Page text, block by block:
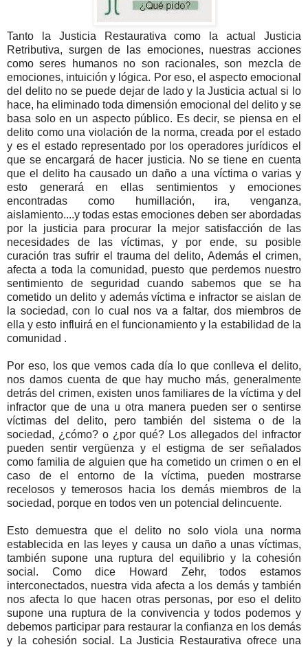
Tanto la Justicia Restaurativa como la actual Justicia
Retributiva, surgen de las emociones, nuestras acciones
como seres humanos no son racionales, son mezcla de
emociones, intuición y lógica. Por eso, el aspecto emocional
del delito no se puede dejar de lado y la Justicia actual si lo
hace, ha eliminado toda dimensión emocional del delito y se
basa solo en un aspecto público. Es decir, se piensa en el
delito como una violación de la norma, creada por el estado
y es el estado representado por los operadores jurídicos el
que se encargará de hacer justicia. No se tiene en cuenta
que el delito ha causado un daño a una víctima o varias y
esto generará en ellas sentimientos y emociones
encontradas como humillación, ira, venganza,
aislamiento....y todas estas emociones deben ser abordadas
por la justicia para procurar la mejor satisfacción de las
necesidades de las víctimas, y por ende, su posible
curación tras sufrir el trauma del delito, Además el crimen,
afecta a toda la comunidad, puesto que perdemos nuestro
sentimiento de seguridad cuando sabemos que se ha
cometido un delito y además víctima e infractor se aislan de
la sociedad, con lo cual nos va a faltar, dos miembros de
ella y esto influirá en el funcionamiento y la estabilidad de la
comunidad .
Por eso, los que vemos cada día lo que conlleva el delito,
nos damos cuenta de que hay mucho más, generalmente
detrás del crimen, existen unos familiares de la víctima y del
infractor que de una u otra manera pueden ser o sentirse
víctimas del delito, pero también del sistema o de la
sociedad, ¿cómo? o ¿por qué? Los allegados del infractor
pueden sentir vergüenza y el estigma de ser señalados
como familia de alguien que ha cometido un crimen o en el
caso de el entorno de la víctima, pueden mostrarse
recelosos y temerosos hacia los demás miembros de la
sociedad, porque en todos ven un potencial delincuente.
Esto demuestra que el delito no solo viola una norma
establecida en las leyes y causa un daño a unas víctimas,
también supone una ruptura del equilibrio y la cohesión
social. Como dice Howard Zehr, todos estamos
interconectados, nuestra vida afecta a los demás y también
nos afecta lo que hacen otras personas, por eso el delito
supone una ruptura de la convivencia y todos podemos y
debemos participar para restaurar la confianza en los demás
y la cohesión social. La Justicia Restaurativa ofrece una